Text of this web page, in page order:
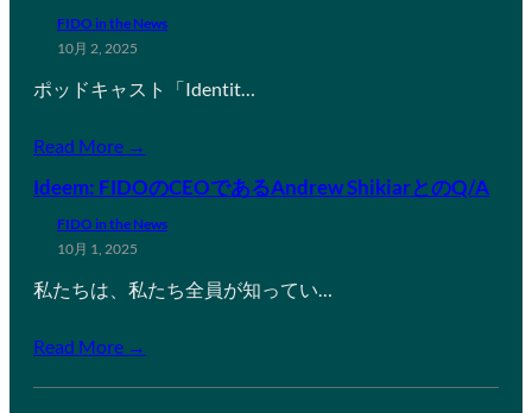
FIDO in the News
10月 2, 2025
ポッドキャスト「Identit…
Read More →
Ideem: FIDOのCEOであるAndrew ShikiarとのQ/A
FIDO in the News
10月 1, 2025
私たちは、私たち全員が知ってい…
Read More →